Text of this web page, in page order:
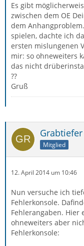
Es gibt
zwischen dem OE
dem
spielen, dachte ich
ersten mislungenen
mir: so ohneweiters
das nicht
??
Gruß
Grabtiefer
Mitglied
12. April 2014 um 10:46
Nun versuche ich
Fehlerkonsole.
Fehlerangaben. Hier
ohneweiters aber
Fehlerkonsole: